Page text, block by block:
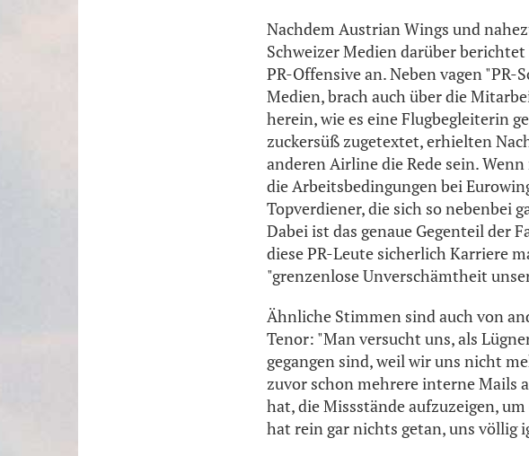
Nachdem Austrian Wings und
Schweizer Medien darüber
PR-Offensive an. Neben vagen
Medien, brach auch über die
herein, wie es eine Flugbegleiterin
zuckersüß zugetextet, erhielten
anderen Airline die Rede sein.
die Arbeitsbedingungen bei
Topverdiener, die sich so nebenbei
Dabei ist das genaue Gegenteil der
diese PR-Leute sicherlich Karriere
"grenzenlose Unverschämtheit
Ähnliche Stimmen sind auch von
Tenor: "Man versucht uns, als
gegangen sind, weil wir uns nicht
zuvor schon mehrere interne Mails
hat, die Missstände aufzuzeigen,
hat rein gar nichts getan, uns völlig